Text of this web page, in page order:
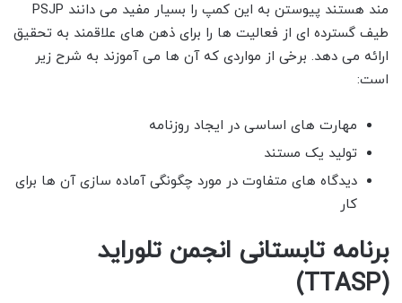
مند هستند پیوستن به این کمپ را بسیار مفید می دانند PSJP
طیف گسترده ای از فعالیت ها را برای ذهن های علاقمند به تحقیق
ارائه می دهد. برخی از مواردی که آن ها می آموزند به شرح زیر
است:
مهارت های اساسی در ایجاد روزنامه
تولید یک مستند
دیدگاه های متفاوت در مورد چگونگی آماده سازی آن ها برای
کار
برنامه تابستانی انجمن تلوراید
(TTASP)